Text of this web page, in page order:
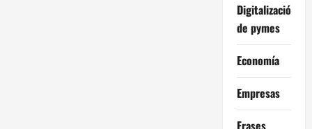
Digitalización
de pymes
Economía
Empresas
Frases